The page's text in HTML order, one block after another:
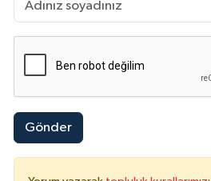
Gönder